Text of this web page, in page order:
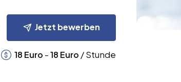
Jetzt bewerben
18 Euro -18 Euro / Stunde